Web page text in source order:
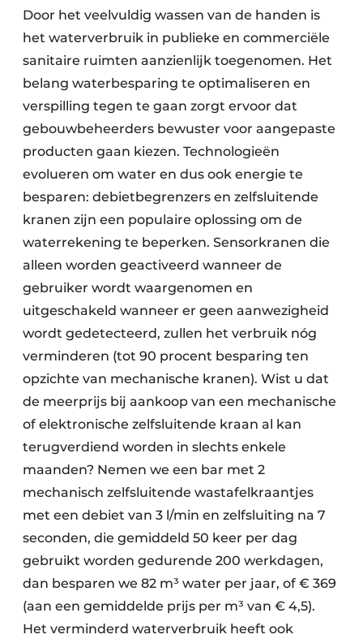
Door het veelvuldig wassen van de handen is
het waterverbruik in ­publieke en commerciële
sanitaire ruimten aanzienlijk toegenomen. Het
belang ­waterbesparing te optimaliseren en
verspilling tegen te gaan zorgt ervoor dat
gebouwbeheerders bewuster voor aangepaste
producten gaan kiezen. Technologieën
evolueren om water en dus ook energie te
besparen: debiet­begrenzers en zelfsluitende
kranen zijn een populaire oplossing om de
water­rekening te beperken. Sensorkranen die
alleen worden geactiveerd wanneer de
gebruiker wordt waargenomen en
uitgeschakeld wanneer er geen aan­wezigheid
wordt gedetecteerd, zullen het verbruik nóg
verminderen (tot 90 procent besparing ten
opzichte van mechanische kranen). Wist u dat
de meerprijs bij aankoop van een mechanische
of elektronische zelfsluitende kraan al kan
terugverdiend worden in slechts enkele
maanden? Nemen we een bar met 2
mechanisch zelfsluitende wastafelkraantjes
met een debiet van 3 l/min en zelfsluiting na 7
seconden, die gemiddeld 50 keer per dag
gebruikt worden gedurende 200 werkdagen,
dan besparen we 82 m³ water per jaar, of € 369
(aan een gemiddelde prijs per m³ van € 4,5).
Het verminderd waterverbruik heeft ook